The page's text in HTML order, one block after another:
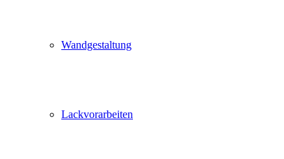
Wandgestaltung
Lackvorarbeiten